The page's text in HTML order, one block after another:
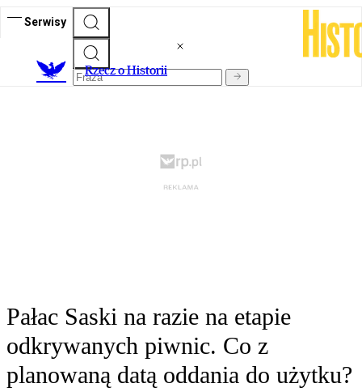
Serwisy
Rzecz o Historii
Pałac Saski na razie na etapie
odkrywanych piwnic. Co z
planowaną datą oddania do użytku?